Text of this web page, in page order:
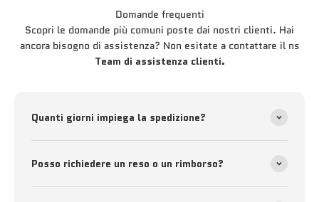
Domande frequenti
Scopri le domande più comuni poste dai nostri clienti. Hai
ancora bisogno di assistenza? Non esitate a contattare il ns
Team di assistenza clienti.
Quanti giorni impiega la spedizione?
Posso richiedere un reso o un rimborso?